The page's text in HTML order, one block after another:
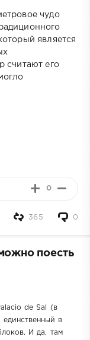
чудо
является
считают его
0
0
365
поесть
de Sal (в
единственный в
И да, там